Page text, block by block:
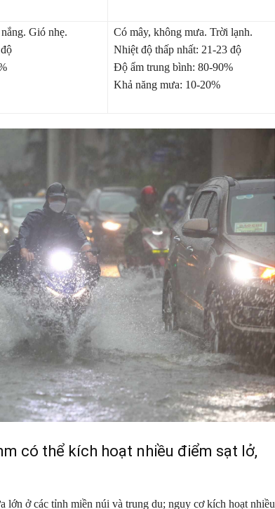
Gió nhẹ.
Có mây, không mưa. Trời lạnh.
Nhiệt độ thấp nhất: 21-23 độ
Độ ẩm trung bình: 80-90%
Khả năng mưa: 10-20%
có thể kích hoạt nhiều điểm sạt lở,
lớn ở các tỉnh miền núi và trung du; nguy cơ kích hoạt nhiều